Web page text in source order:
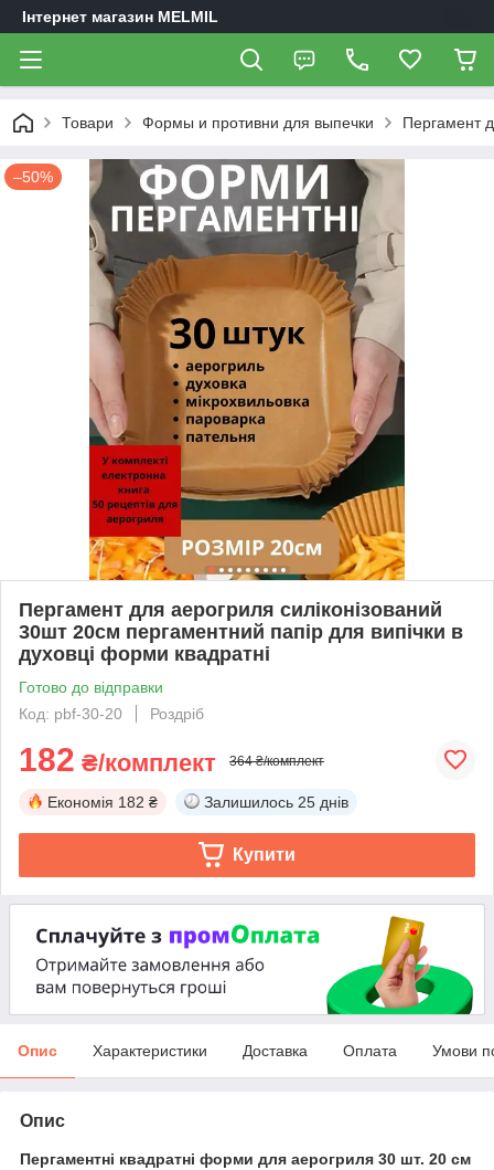
Інтернет магазин MELMIL
Товари Формы и противни для выпечки Пергамент
–50%
Пергамент для аерогриля силіконізований
30шт 20см пергаментний папір для випічки в
духовці форми квадратні
Готово до відправки
Код: pbf-30-20
Роздріб
182 ₴/комплект 364 ₴/комплект
Економія 182 ₴ Залишилось 25 днів
Купити
Опис Характеристики Доставка Оплата Умови
Опис
Пергаментні квадратні форми для аерогриля 30 шт. 20 см